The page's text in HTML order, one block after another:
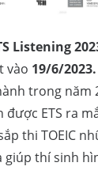
Listening
vào 19/6/2023.
trong năm
ETS ra
thi TOEIC
giúp thí sinh